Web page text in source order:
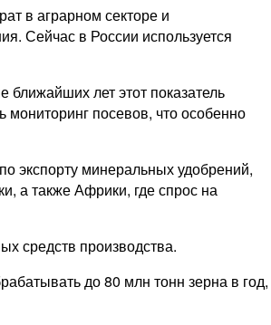
в аграрном секторе и
Сейчас в России используется
лет этот показатель
мониторинг посевов, что особенно
экспорту минеральных удобрений,
а также Африки, где спрос на
средств производства.
до 80 млн тонн зерна в год,